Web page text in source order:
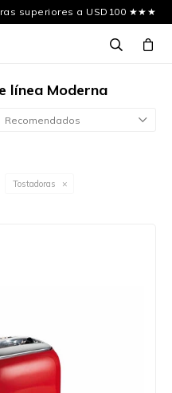
superiores a USD100 ★★★
línea Moderna
Recomendados
Tostadoras